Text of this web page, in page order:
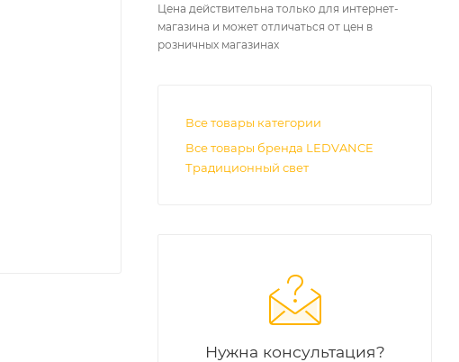
Цена действительна только для интернет-
магазина и может отличаться от цен в
розничных магазинах
Все товары категории
Все товары бренда LEDVANCE
Традиционный свет
Нужна консультация?